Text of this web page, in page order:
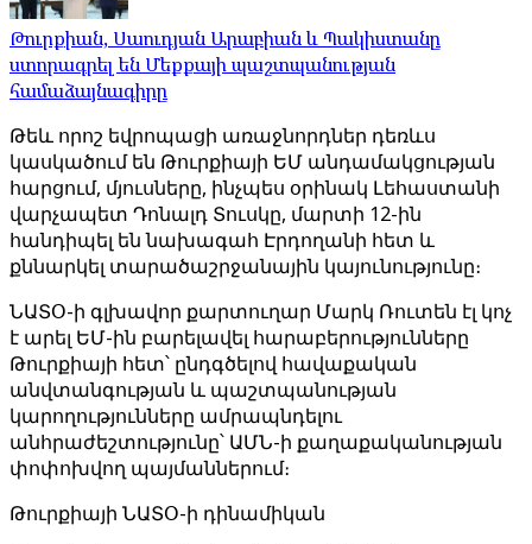
Թուրքիան, Սաուդյան Արաբիան և Պակիստանը
ստորագրել են Մեքքայի պաշտպանության
համաձայնագիրը
Թեև որոշ եվրոպացի առաջնորդներ դեռևս
կասկածում են Թուրքիայի ԵՄ անդամակցության
հարցում, մյուսները, ինչպես օրինակ Լեհաստանի
վարչապետ Դոնալդ Տուսկը, մարտի 12-ին
հանդիպել են նախագահ Էրդողանի հետ և
քննարկել տարածաշրջանային կայունությունը։
ՆԱՏՕ-ի գլխավոր քարտուղար Մարկ Ռուտեն էլ կոչ
է արել ԵՄ-ին բարելավել հարաբերությունները
Թուրքիայի հետ՝ ընդգծելով հավաքական
անվտանգության և պաշտպանության
կարողությունները ամրապնդելու
անհրաժեշտությունը՝ ԱՄՆ-ի քաղաքականության
փոփոխվող պայմաններում։
Թուրքիայի ՆԱՏՕ-ի դինամիկան